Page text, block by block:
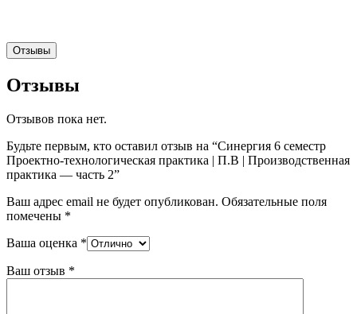
Отзывы
Отзывы
Отзывов пока нет.
Будьте первым, кто оставил отзыв на “Синергия 6 семестр
Проектно-технологическая практика | П.В | Производственная
практика — часть 2”
Ваш адрес email не будет опубликован. Обязательные поля
помечены *
Ваша оценка *
Ваш отзыв *